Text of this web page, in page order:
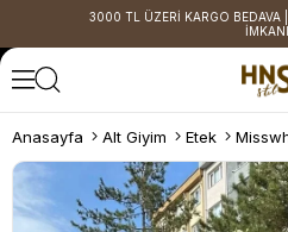
3000 TL ÜZERİ KARGO BEDAVA
İMKANI
Anasayfa Alt Giyim Etek